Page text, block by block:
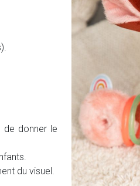
donner le
du visuel.